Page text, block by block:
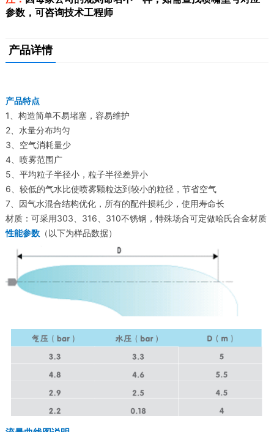
参数，可咨询技术工程师
产品详情
产品特点
1、构造简单不易堵塞，容易维护
2、水量分布均匀
3、空气消耗量少
4、喷雾范围广
5、平均粒子半径小，粒子半径差异小
6、较低的气水比使喷雾颗粒达到较小的粒径，节省空气
7、因气水混合结构优化，所有的配件损耗少，使用寿命长
材质：可采用303、316、310不锈钢，特殊场合可定做哈氏合金材质
性能参数（以下为样品数据）